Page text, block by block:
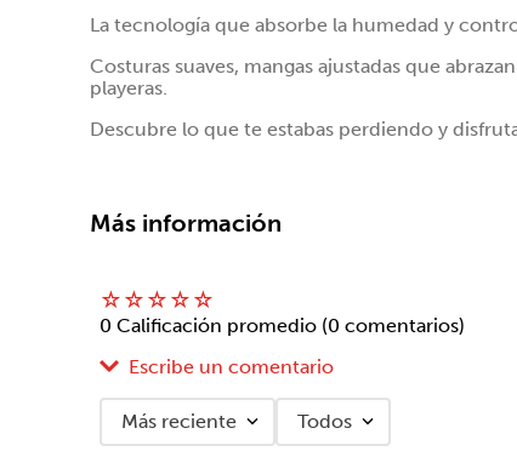
La tecnología que absorbe la humedad y
Costuras suaves, mangas ajustadas que
playeras.
Descubre lo que te estabas perdiendo y
Más información
☆☆☆☆☆
0 Calificación promedio (0 comentarios)
Escribe un comentario
Más reciente Todos